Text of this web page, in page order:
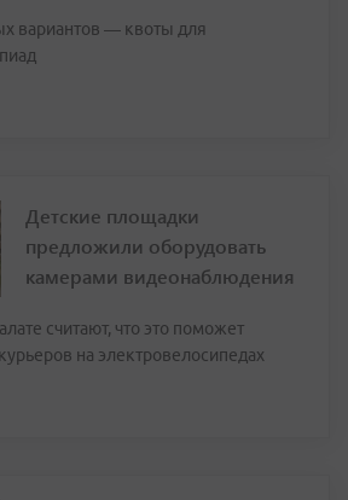
вариантов — квоты для
Детские площадки
предложили оборудовать
камерами видеонаблюдения
считают, что это поможет
на электровелосипедах